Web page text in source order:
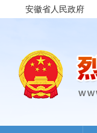
安徽省人民政府